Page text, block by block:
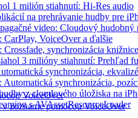
1 milión stiahnutí: Hi-Res audio
na prehrávanie hudby pre
video: Cloudový hudobný
CarPlay, VoiceOver a ďalšie
Crossfade, synchronizácia
3 milióny stiahnutí: Prehľad
synchronizácia,
Automatická synchronizácia,
z cloudového úložiska na
s AVAssetResourceLoader
VoiceOver
zozname pomocou VoiceOver